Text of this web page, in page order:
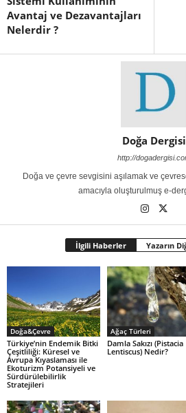
Avantaj ve Dezavantajları
Nelerdir ?
Doğa Dergisi
http://
Doğa ve çevre sevgisini aşılamak ve
amacıyla oluşturulmuş e-
İlgili Haberler Yazarın
Doğa&Çevre
Türkiye’nin Endemik Bitki
Çeşitliliği: Küresel ve
Avrupa Kıyaslaması ile
Ekoturizm Potansiyeli ve
Sürdürülebilirlik
Stratejileri
Ağaç Türleri
Damla Sakızı (Pistacia
Lentiscus) Nedir?